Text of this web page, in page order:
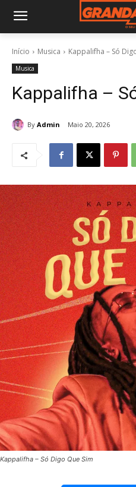
Início Musica Kappalifha – Só
Musica
Kappalifha –
By Admin Maio 20, 2026
Kappalifha – Só Digo Que Sim